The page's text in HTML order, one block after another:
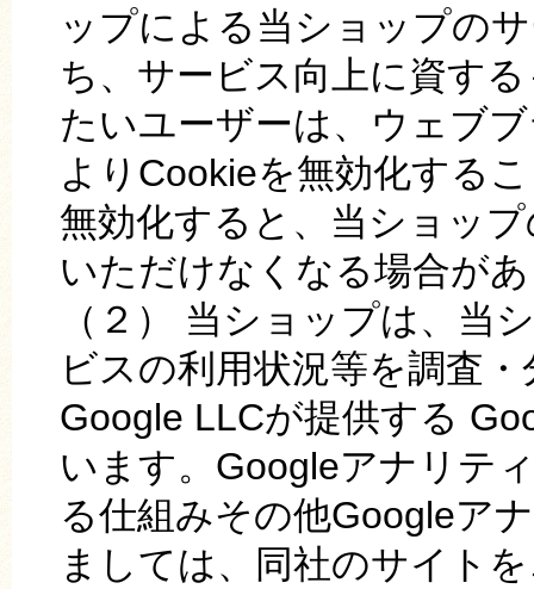
ップによる当ショップの
ち、サービス向上に資す
たいユーザーは、ウェブ
よりCookieを無効化する
無効化すると、当ショッ
いただけなくなる場合が
（２） 当ショップは、当
ビスの利用状況等を調査
Google LLCが提供する
います。Googleアナリテ
る仕組みその他Googleア
ましては、同社のサイト